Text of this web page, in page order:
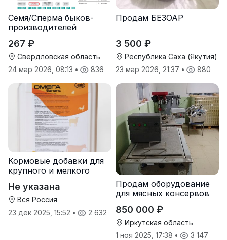
Семя/Сперма быков-
производителей
267 ₽
Свердловская область
24 мар 2026, 08:13 • 836
Продам БЕЗОАР
3 500 ₽
Республика Саха (Якутия)
23 мар 2026, 21:37 • 880
Кормовые добавки для
крупного и мелкого
Не указана
Вся Россия
23 дек 2025, 15:52 • 2 632
Продам оборудование
для мясных консервов
850 000 ₽
Иркутская область
1 ноя 2025, 17:38 • 3 147